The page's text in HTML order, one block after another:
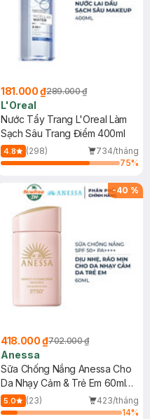
181.000 ₫289.000 ₫
L'Oreal
Nước Tẩy Trang L'Oreal Làm
Sạch Sâu Trang Điểm 400ml
4.8 (298)
734/tháng
75%
-40 %
418.000 ₫702.000 ₫
Anessa
Sữa Chống Nắng Anessa Cho
Da Nhạy Cảm & Trẻ Em 60ml
(Mới)
5.0 (23)
423/tháng
14%